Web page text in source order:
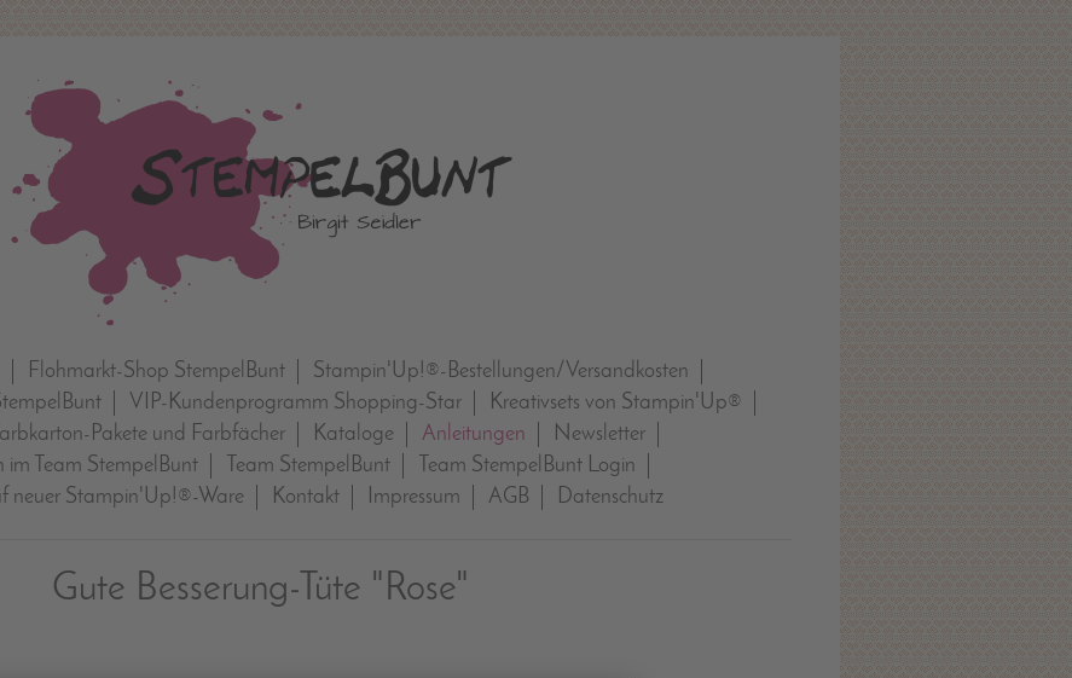
Flohmarkt-Shop StempelBunt
Stampin'Up!®-Bestellungen/Versandkosten
VIP-Kundenprogramm Shopping-Star
Kreativsets von Stampin'Up®
Pakete und Farbfächer Kataloge Anleitungen
Newsletter
im Team StempelBunt
Team StempelBunt
Team StempelBunt Login
neuer Stampin'Up!®-Ware
Kontakt Impressum AGB Datenschutz
Gute Besserung-Tüte "Rose"